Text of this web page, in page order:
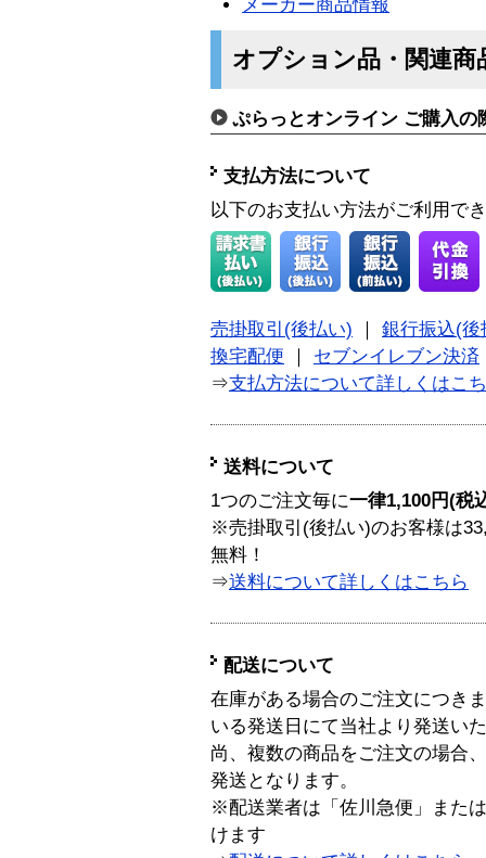
メーカー商品情報
オプション品・関連商
ぷらっとオンライン ご購入の
支払方法について
以下のお支払い方法がご利用で
売掛取引(後払い)
銀行振込(後
換宅配便
セブンイレブン決済
⇒支払方法について詳しくはこ
送料について
1つのご注文毎に一律1,100円(税
※売掛取引(後払い)のお客様は
無料！
⇒送料について詳しくはこちら
配送について
在庫がある場合のご注文につき
いる発送日にて当社より発送い
尚、複数の商品をご注文の場合
発送となります。
※配送業者は「佐川急便」また
けます